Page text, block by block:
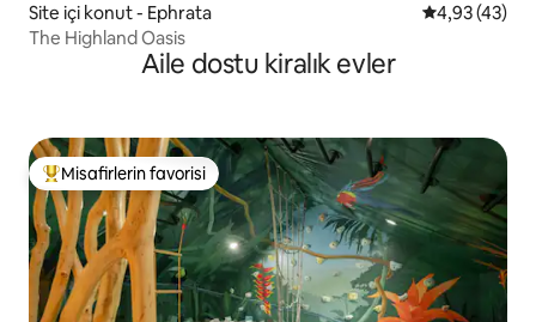
Site içi konut - Ephrata 5 üzerinden
4,93 (43)
The Highland Oasis
Aile dostu kiralık evler
Misafirlerin favorilerinden en beğenilenler arasında
Misafirlerin favorisi